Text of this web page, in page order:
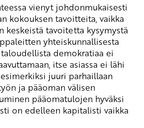
vienyt johdonmukaisesti
kokouksen tavoitteita, vaikka
keskeistä tavoitetta kysymystä
yhteiskunnallisesta
demokratiaa ei
itse asiassa ei lähi
juuri parhaillaan
ja pääoman välisen
pääomatulojen hyväksi
on edelleen kapitalisti vaikka